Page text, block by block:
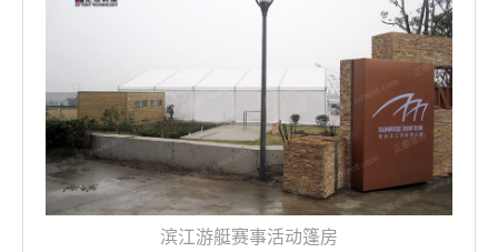
滨江游艇赛事活动篷房